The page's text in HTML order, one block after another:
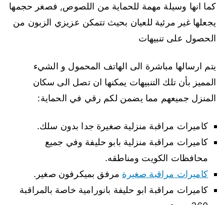
كما انها وسيلة مهمة للحماية من اللصوص, فصغر حجمها
يجعلها غير مرئية للعيان بحيث تتمكن عزيزي الزبون من
الحصول على تنبيهات
يتم ارسالها مباشرة الى الهاتف المحمول و الشيء
المميز بأن تلك التنبيهات يمكنها ان تصل الى سكان
المنزل جميعهم مما يضمن لكم رقي في الحماية:
كاميرات مراقبة منزلية صغيرة جدا بدون سلك.
كاميرات مراقبة منزلية بابو حليفة وفي جميع
محافظات الكويت ومناطقه.
كاميرات مراقبة صغيرة مرفق بميكرفون صغير.
كاميرات مراقبة ابو حليفة بانورامية خاصة بالمراقبة